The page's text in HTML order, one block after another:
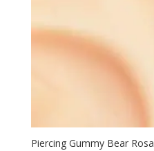
Piercing Gummy Bear Rosa